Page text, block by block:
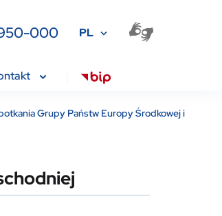
000 PL
Grupy Państw Europy Środkowej i